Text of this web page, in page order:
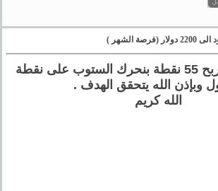
الشهر )
التوصية محققة ربح 55 نقطة بنحرك الستوب على نقطة
وبإذن الله يتحقق الهدف .
الله كريم